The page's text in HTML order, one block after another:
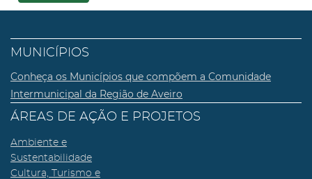
MUNICÍPIOS
Conheça os Municípios que compõem a Comunidade
Intermunicipal da Região de Aveiro
ÁREAS DE AÇÃO E PROJETOS
Ambiente e
Sustentabilidade
Cultura, Turismo e